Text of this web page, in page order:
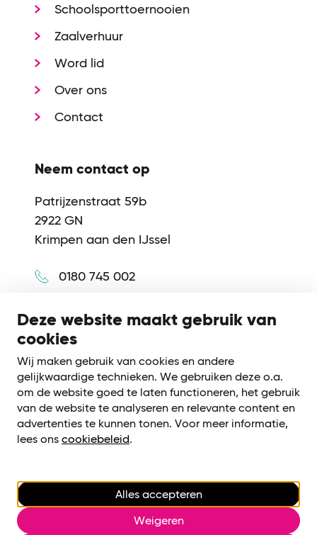
Deze website maakt gebruik van
cookies
Wij maken gebruik van cookies en andere
gelijkwaardige technieken. We gebruiken deze o.a.
om de website goed te laten functioneren, het gebruik
van de website te analyseren en relevante content en
advertenties te kunnen tonen. Voor meer informatie,
lees ons cookiebeleid.
Alles accepteren
Weigeren
Schoolsporttoernooien
Zaalverhuur
Word lid
Over ons
Contact
Neem contact op
Patrijzenstraat 59b
2922 GN
Krimpen aan den IJssel
0180 745 002
Volg ons
Meld je aan voor onze nieuwsbrief
Privacy voorwaarden